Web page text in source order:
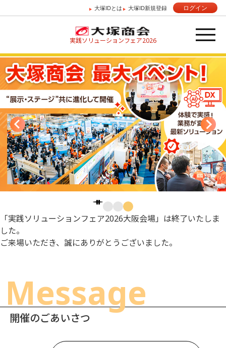
大塚IDとは 大塚ID新規登録 ログイン
実践ソリューションフェア2026
「実践ソリューションフェア2026大阪会場 」は終了いたしま
した。
ご来場いただき、誠にありがとうございました。
Message
開催のごあいさつ